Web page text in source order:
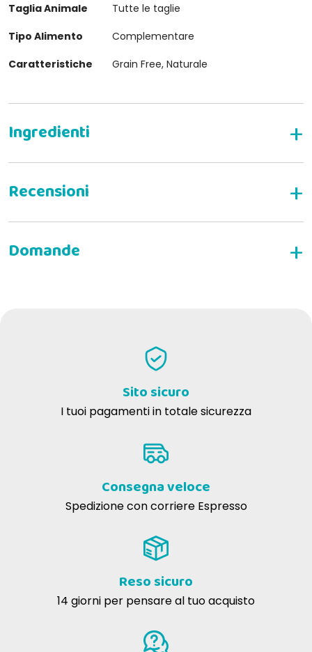
Taglia Animale
Tutte le taglie
Tipo Alimento
Complementare
Caratteristiche
Grain Free, Naturale
Sito sicuro
I tuoi pagamenti in totale sicurezza
Consegna veloce
Spedizione con corriere Espresso
Reso sicuro
14 giorni per pensare al tuo acquisto